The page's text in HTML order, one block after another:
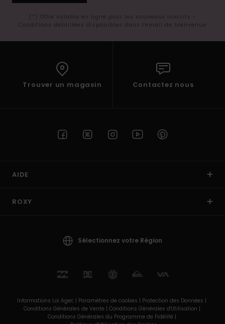
(*) Offre valable en ligne pour les nouveaux inscrits -
Conditions détaillées disponibles dans l'email de bienvenue
Trouver un magasin Contactez nous
AIDE
ROXY
Sélectionnez votre Région
Informations Loi Agec | Paramètres de cookies | Protection des Données |
Conditions Générales de Vente | Conditions Générales d'Utilisation |
Conditions Générales du Programme de Fidélité |